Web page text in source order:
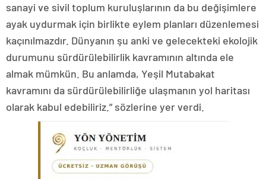
sanayi ve sivil toplum kuruluşlarının da bu değişimlere
ayak uydurmak için birlikte eylem planları düzenlemesi
kaçınılmazdır. Dünyanın şu anki ve gelecekteki ekolojik
durumunu sürdürülebilirlik kavramının altında ele
almak mümkün. Bu anlamda, Yeşil Mutabakat
kavramını da sürdürülebilirliğe ulaşmanın yol haritası
olarak kabul edebiliriz.” sözlerine yer verdi.